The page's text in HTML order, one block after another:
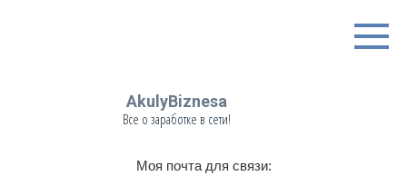
AkulyBiznesa
Все о заработке в сети!
Моя почта для связи: